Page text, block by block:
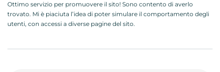
Ottimo servizio per promuovere il sito! Sono contento di averlo
trovato. Mi è piaciuta l’idea di poter simulare il comportamento degli
utenti, con accessi a diverse pagine del sito.